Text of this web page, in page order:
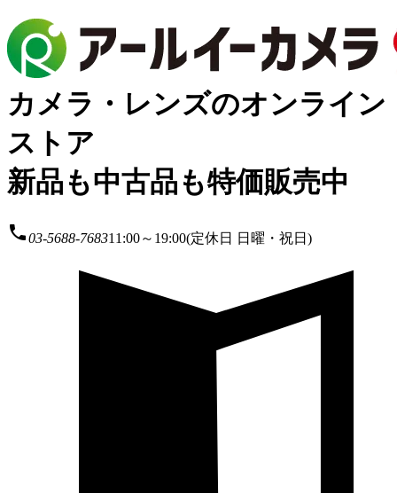
カメラ・レンズのオンライン
ストア
新品も中古品も特価販売中
local_phone03-5688-768311:00～19:00(定休日 日曜・祝日)